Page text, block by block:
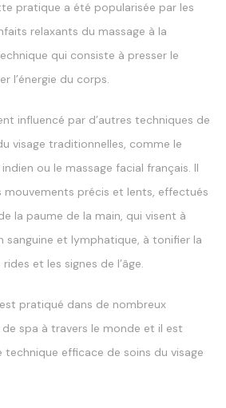
pratique a été popularisée par les
relaxants du massage à la
qui consiste à presser le
l’énergie du corps.
influencé par d’autres techniques de
visage traditionnelles, comme le
ou le massage facial français. Il
mouvements précis et lents, effectués
la paume de la main, qui visent à
sanguine et lymphatique, à tonifier la
et les signes de l’âge.
pratiqué dans de nombreux
spa à travers le monde et il est
technique efficace de soins du visage